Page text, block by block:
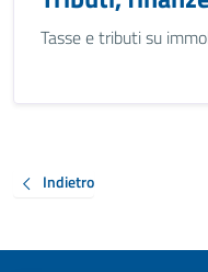
Tasse e tributi su
Indietro